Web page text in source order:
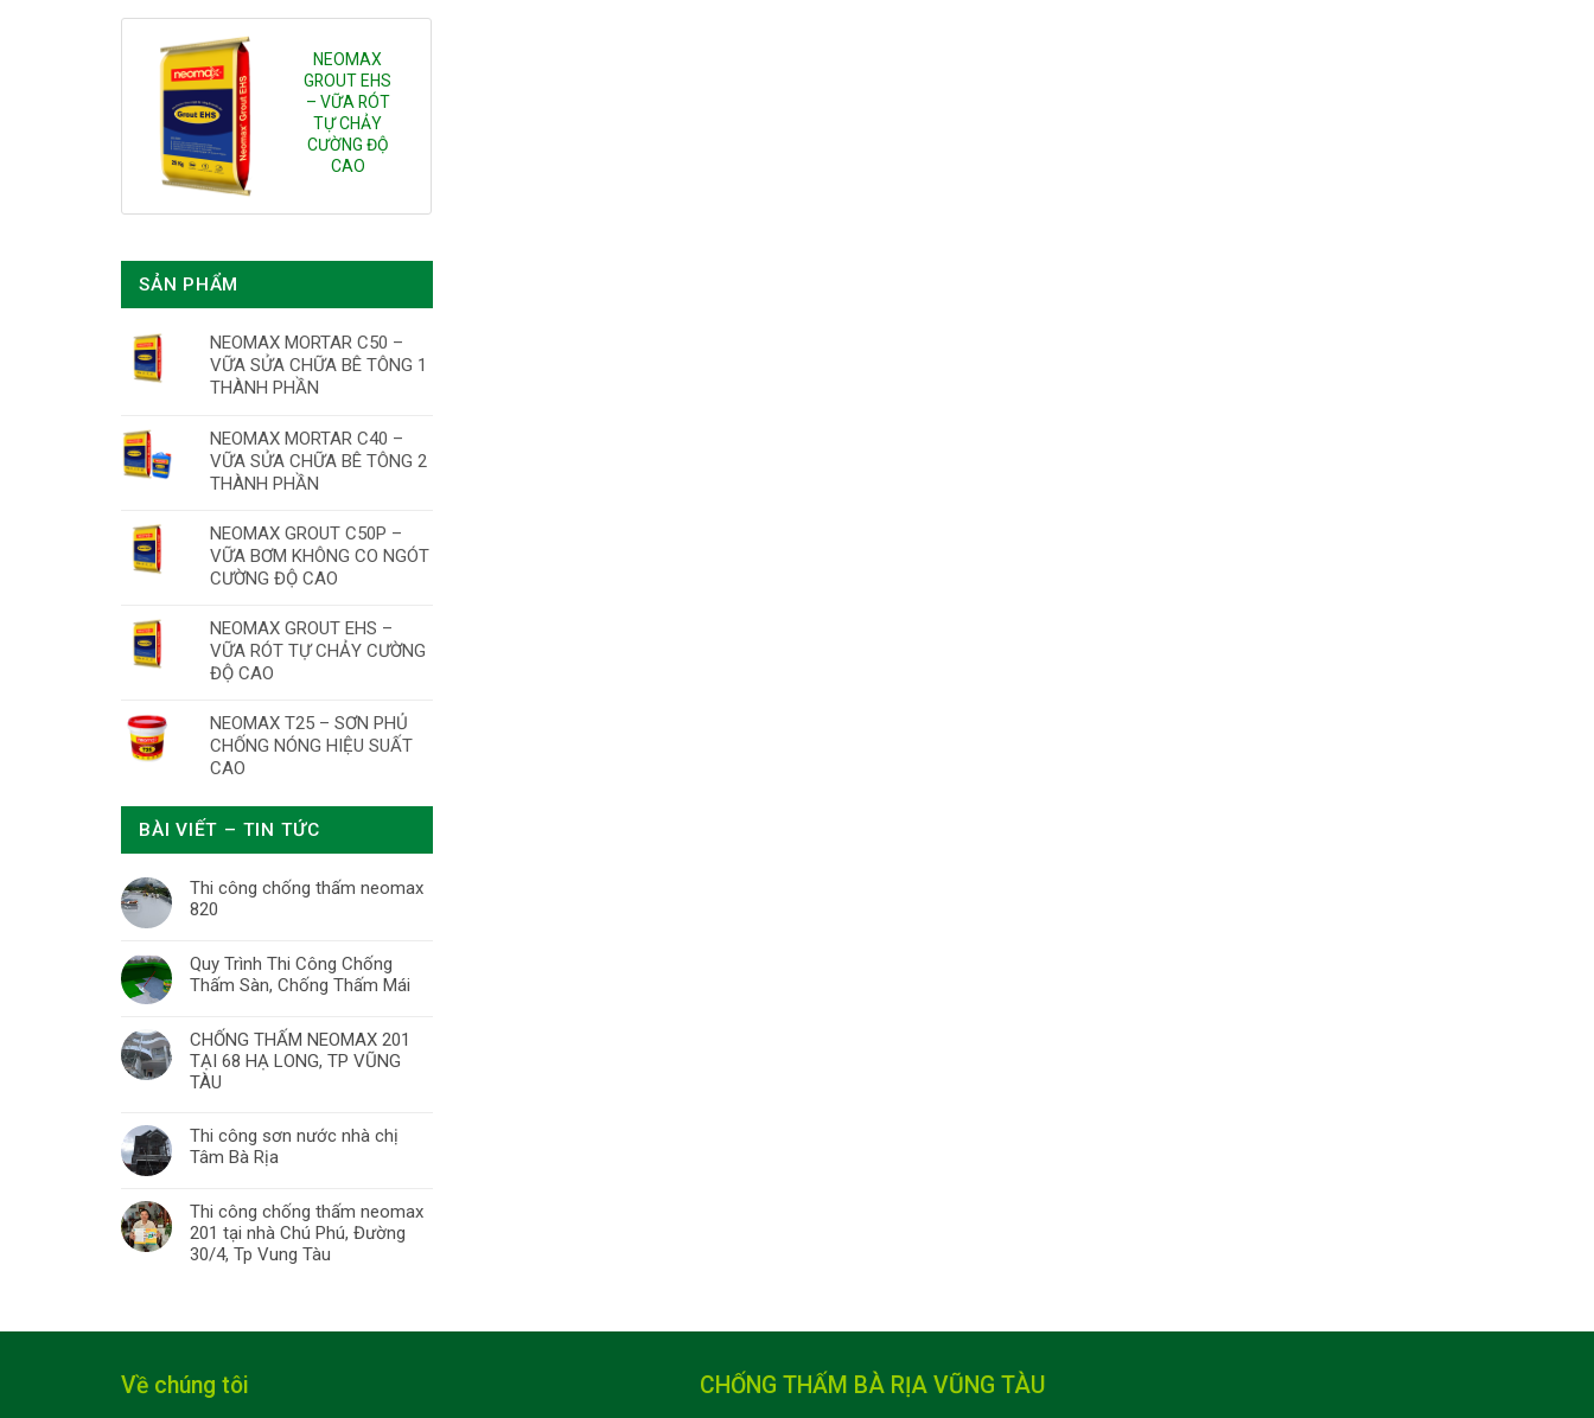
Add to
wishlist
NEOMAX
GROUT EHS
– VỮA RÓT
TỰ CHẢY
CƯỜNG ĐỘ
CAO
SẢN PHẨM
NEOMAX MORTAR C50 –
VỮA SỬA CHỮA BÊ TÔNG 1
THÀNH PHẦN
NEOMAX MORTAR C40 –
VỮA SỬA CHỮA BÊ TÔNG 2
THÀNH PHẦN
NEOMAX GROUT C50P –
VỮA BƠM KHÔNG CO NGÓT
CƯỜNG ĐỘ CAO
NEOMAX GROUT EHS –
VỮA RÓT TỰ CHẢY CƯỜNG
ĐỘ CAO
NEOMAX T25 – SƠN PHỦ
CHỐNG NÓNG HIỆU SUẤT
CAO
BÀI VIẾT – TIN TỨC
Thi công chống thấm neomax
820
Quy Trình Thi Công Chống
Thấm Sàn, Chống Thấm Mái
CHỐNG THẤM NEOMAX 201
TẠI 68 HẠ LONG, TP VŨNG
TÀU
Thi công sơn nước nhà chị
Tâm Bà Rịa
Thi công chống thấm neomax
201 tại nhà Chú Phú, Đường
30/4, Tp Vung Tàu
Về chúng tôi CHỐNG THẤM BÀ RỊA VŨNG TÀU